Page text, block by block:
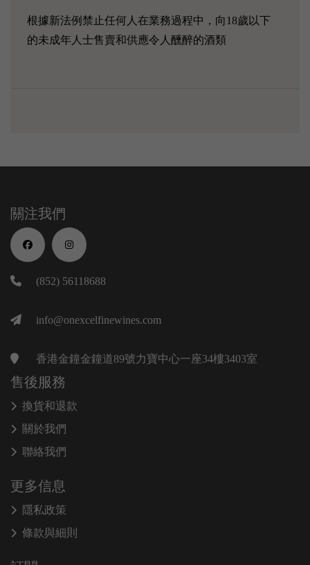
根據新法例禁止任何人在業務過程中，向18歲以下
的未成年人士售賣和供應令人醺醉的酒類
關注我們
(852) 56118688
info@onexcelfinewines.com
香港金鐘金鐘道89號力寶中心一座34樓3403室
售後服務
換貨和退款
關於我們
聯絡我們
更多信息
隱私政策
條款與細則